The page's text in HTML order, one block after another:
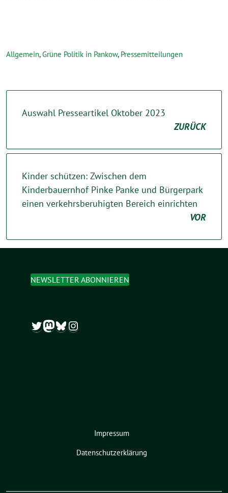
Allgemein,Grüne Politik in Pankow, Pressemitteilungen
Auswahl Presseartikel Oktober 2023
ZURÜCK
Kinder schützen: Zwischen dem
Kinderbauernhof Pinke Panke und Bürgerpark
einen verkehrsberuhigten Bereich einrichten
VOR
NEWSLETTER ABONNIEREN
Twitter
Mastodon
Bluesky
Instagram
Impressum
Datenschutzerklärung